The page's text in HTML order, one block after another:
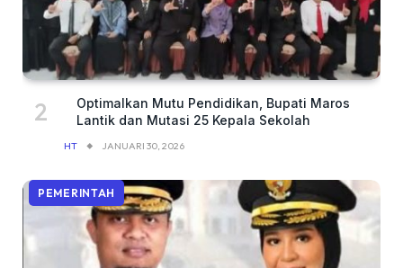
Optimalkan Mutu Pendidikan, Bupati Maros
Lantik dan Mutasi 25 Kepala Sekolah
HT JANUARI 30, 2026
PEMERINTAH